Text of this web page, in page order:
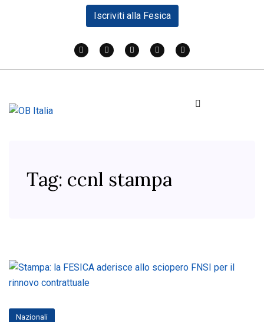
Iscriviti alla Fesica
Tag: ccnl stampa
Nazionali